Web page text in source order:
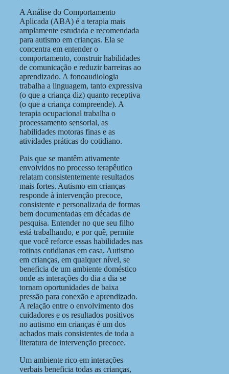
A Análise do Comportamento
Aplicada (ABA) é a terapia mais
amplamente estudada e recomendada
para autismo em crianças. Ela se
concentra em entender o
comportamento, construir habilidades
de comunicação e reduzir barreiras ao
aprendizado. A fonoaudiologia
trabalha a linguagem, tanto expressiva
(o que a criança diz) quanto receptiva
(o que a criança compreende). A
terapia ocupacional trabalha o
processamento sensorial, as
habilidades motoras finas e as
atividades práticas do cotidiano.
Pais que se mantêm ativamente
envolvidos no processo terapêutico
relatam consistentemente resultados
mais fortes. Autismo em crianças
responde à intervenção precoce,
consistente e personalizada de formas
bem documentadas em décadas de
pesquisa. Entender no que seu filho
está trabalhando, e por quê, permite
que você reforce essas habilidades nas
rotinas cotidianas em casa. Autismo
em crianças, em qualquer nível, se
beneficia de um ambiente doméstico
onde as interações do dia a dia se
tornam oportunidades de baixa
pressão para conexão e aprendizado.
A relação entre o envolvimento dos
cuidadores e os resultados positivos
no autismo em crianças é um dos
achados mais consistentes de toda a
literatura de intervenção precoce.
Um ambiente rico em interações
verbais beneficia todas as crianças,